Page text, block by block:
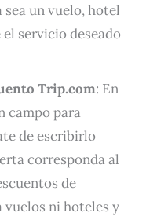
sea un vuelo, hotel
servicio deseado
Trip.com: En
campo para
de escribirlo
corresponda al
de
vuelos ni hoteles y